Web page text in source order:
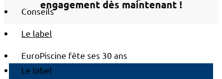
Conseils
Le label
EuroPiscine fête ses 30 ans
Le label
engagement dès maintenant !